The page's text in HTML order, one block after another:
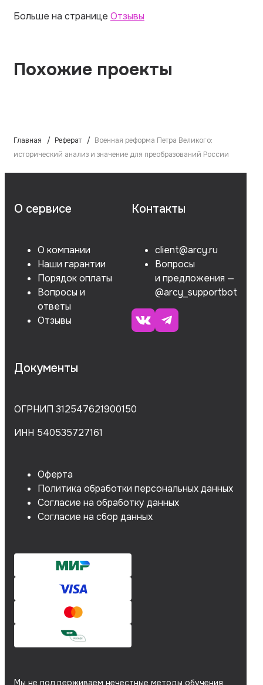
Больше на странице Отзывы
Похожие проекты
Главная Реферат
Военная реформа Петра Великого:
исторический анализ и значение для преобразований России
О сервисе
О компании
Наши гарантии
Порядок оплаты
Вопросы и
ответы
Отзывы
Контакты
client@arcy.ru
Вопросы
и предложения —
@arcy_supportbot
Документы
ОГРНИП 312547621900150
ИНН 540535727161
Оферта
Политика обработки персональных данных
Согласие на обработку данных
Согласие на сбор данных
Мы не поддерживаем нечестные методы обучения